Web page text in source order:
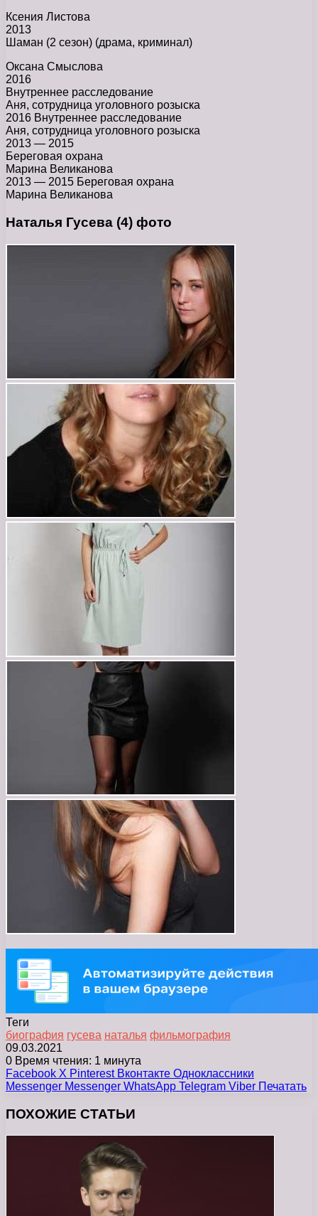
Ксения Листова
2013
Шаман (2 сезон) (драма, криминал)
Оксана Смыслова
2016
Внутреннее расследование
Аня, сотрудница уголовного розыска
2016 Внутреннее расследование
Аня, сотрудница уголовного розыска
2013 — 2015
Береговая охрана
Марина Великанова
2013 — 2015 Береговая охрана
Марина Великанова
Наталья Гусева (4) фото
Теги
биография гусева наталья фильмография
09.03.2021
0 Время чтения: 1 минута
Facebook X Pinterest Вконтакте Одноклассники
Messenger Messenger WhatsApp Telegram Viber Печатать
ПОХОЖИЕ СТАТЬИ